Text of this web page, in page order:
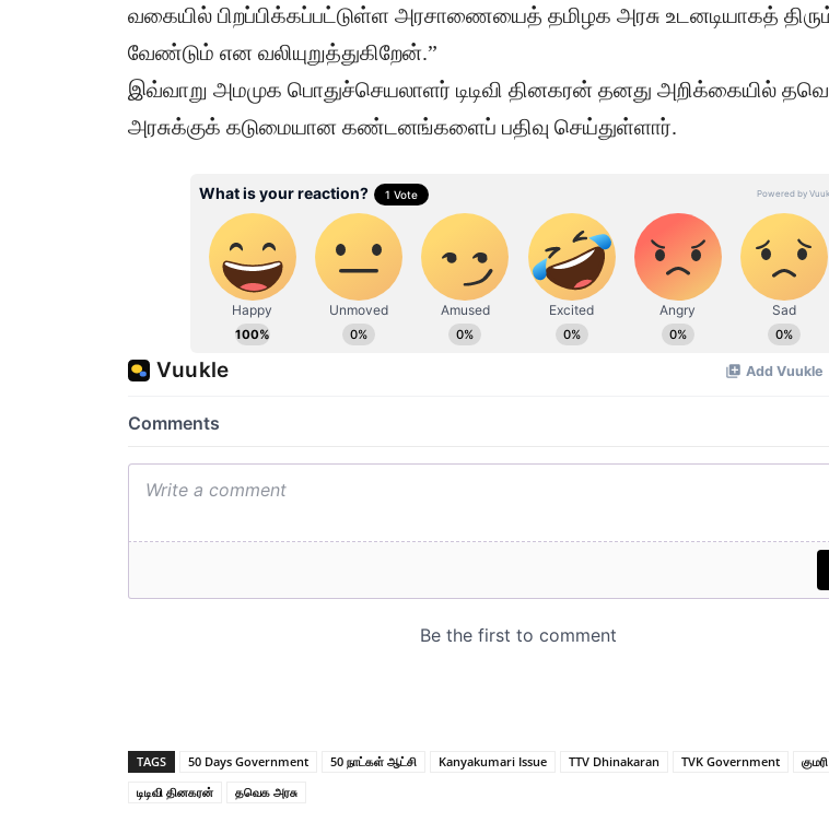
வகையில் பிறப்பிக்கப்பட்டுள்ள அரசாணையைத் தமிழக அரசு உடனடியாகத்
வேண்டும் என வலியுறுத்துகிறேன்.”
​இவ்வாறு அமமுக பொதுச்செயலாளர் டிடிவி தினகரன் தனது அறிக்கையில்
அரசுக்குக் கடுமையான கண்டனங்களைப் பதிவு செய்துள்ளார்.
TAGS 50 Days Government 50 நாட்கள் ஆட்சி Kanyakumari Issue TTV Dhinakaran TVK Government
டிடிவி தினகரன்
தவெக அரசு